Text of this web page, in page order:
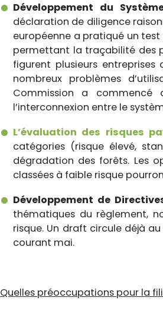
Développement du
déclaration de diligence
européenne a pratiqué un test
permettant la traçabilité des
figurent plusieurs
nombreux problèmes
Commission a commencé
l’interconnexion entre le
L’évaluation des risques
catégories (risque élevé,
dégradation des forêts. Les
classées à faible risque
Développement de
thématiques du règlement,
risque. Un draft circule déjà
courant mai.
Quelles préoccupations pour la